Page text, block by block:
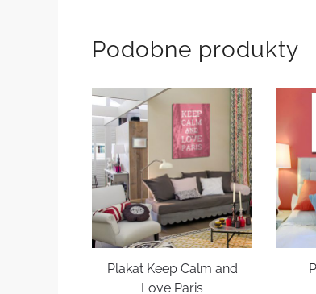
Podobne produkty
Plakat Keep Calm and
Love Paris